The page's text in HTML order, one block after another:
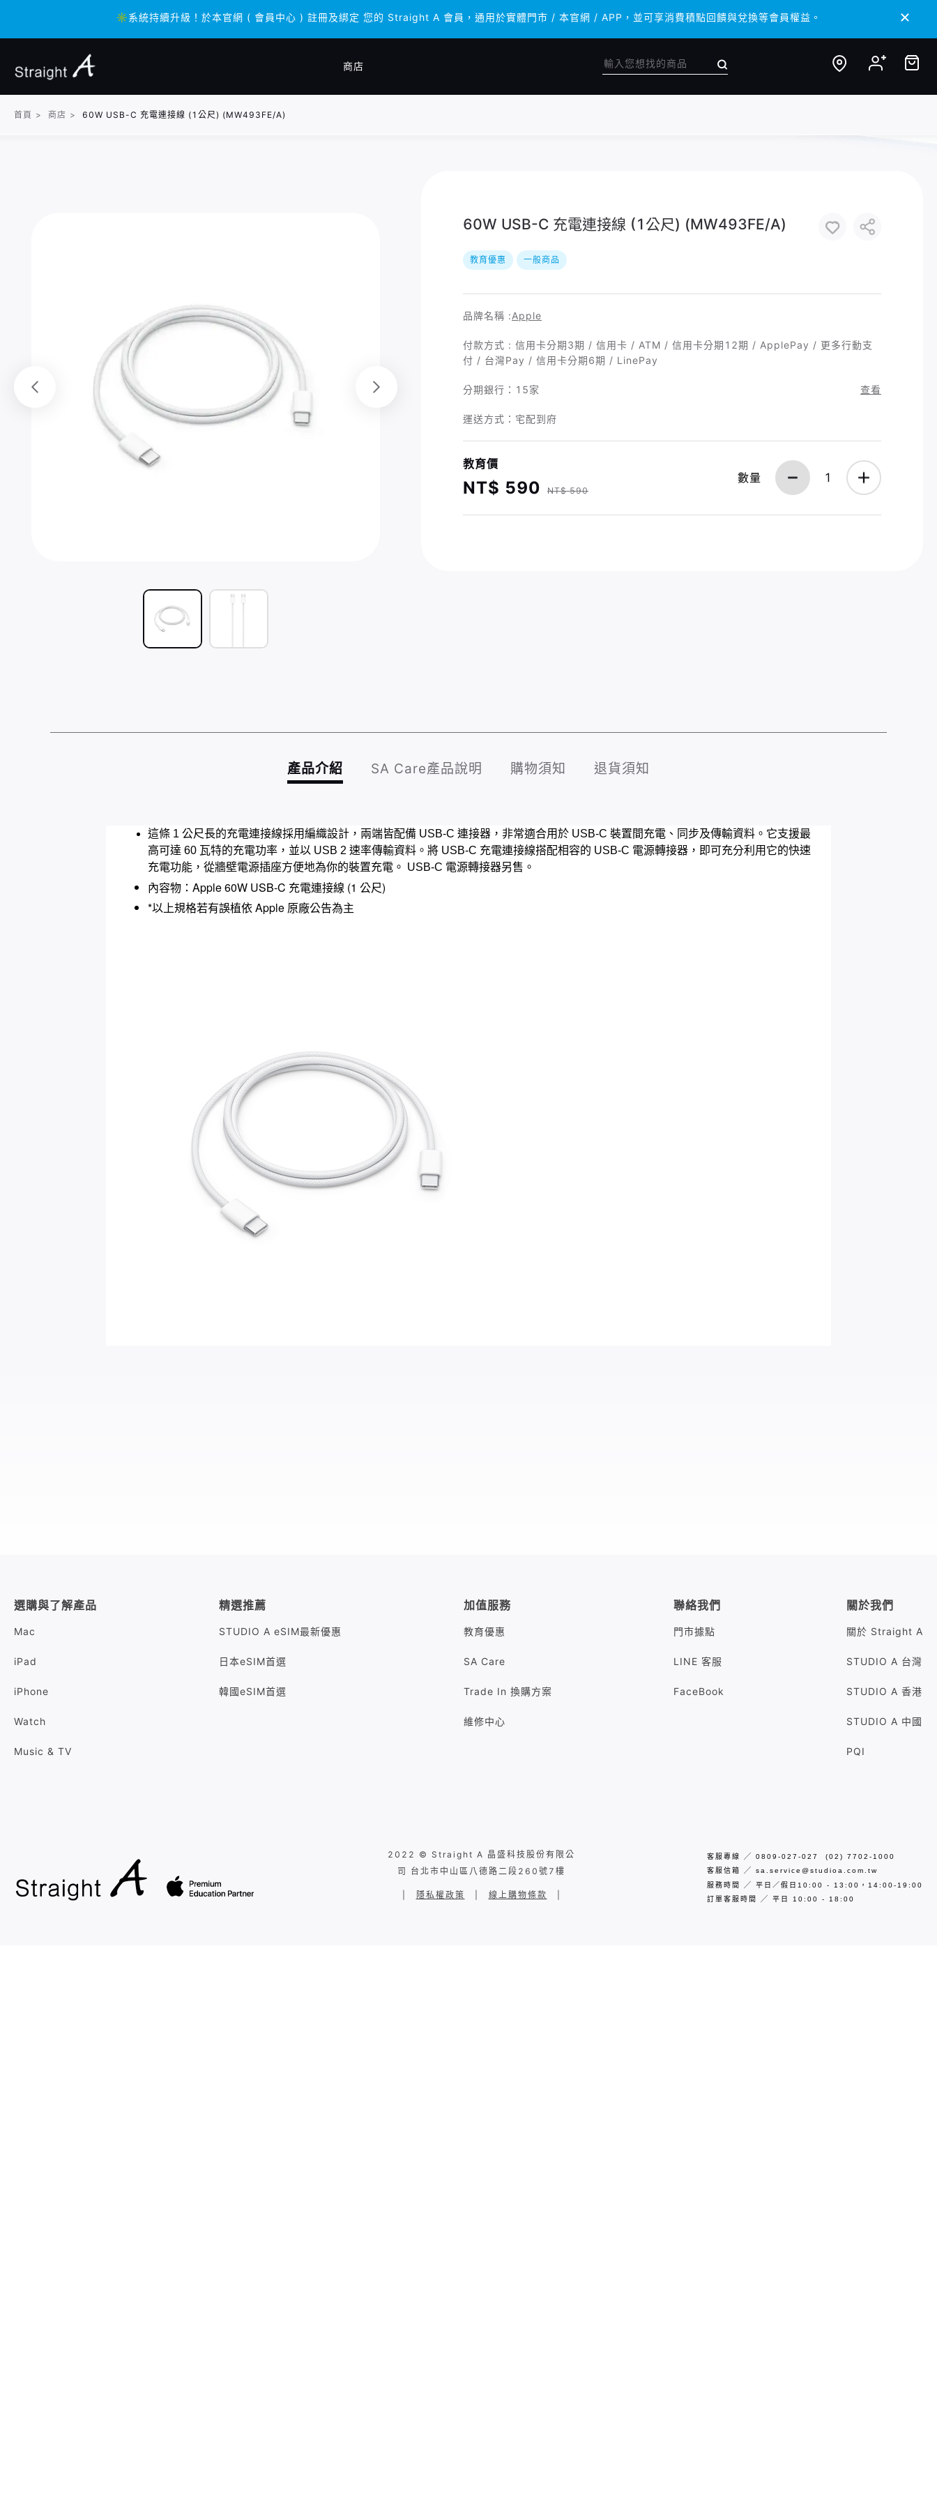
✳️系統持續升級！於本官網 ( 會員中心 ) 註冊及綁定 您的 Straight A 會員，通用於實體門市 / 本官網 / APP，並可享消費積點回饋與兌換等會員權益。
✳️系統持續升級！於本官網 ( 會員中心 ) 註冊及綁定 您的 Straight A 會員，通用於實體門市 / 本官網 / APP，並可享消費積點回饋與兌換等會員權益。
商店
首頁 > 商店 > 60W USB-C 充電連接線 (1公尺) (MW493FE/A)
60W USB-C 充電連接線 (1公尺) (MW493FE/A)
教育優惠 一般商品
品牌名稱 :Apple
付款方式 : 信用卡分期3期 / 信用卡 / ATM / 信用卡分期12期 / ApplePay / 更多行動支
付 / 台灣Pay / 信用卡分期6期 / LinePay
分期銀行： 15家 查看
運送方式：宅配到府
教育價
NT$ 590 NT$ 590
數量 1
產品介紹 SA Care產品說明 購物須知 退貨須知
這條 1 公尺長的充電連接線採用編織設計，兩端皆配備 USB-C 連接器，非常適合用於 USB-C 裝置間充電、同步及傳輸資料。它支援最
高可達 60 瓦特的充電功率，並以 USB 2 速率傳輸資料。將 USB-C 充電連接線搭配相容的 USB-C 電源轉接器，即可充分利用它的快速
充電功能，從牆壁電源插座方便地為你的裝置充電。 USB-C 電源轉接器另售。
內容物：Apple 60W USB-C 充電連接線 (1 公尺)
*以上規格若有誤植依 Apple 原廠公告為主
選購與了解產品
Mac
iPad
iPhone
Watch
Music & TV
精選推薦
STUDIO A eSIM最新優惠
日本eSIM首選
韓國eSIM首選
加值服務
教育優惠
SA Care
Trade In 換購方案
維修中心
聯絡我們
門市據點
LINE 客服
FaceBook
關於我們
關於 Straight A
STUDIO A 台灣
STUDIO A 香港
STUDIO A 中國
PQI
2022 © Straight A 晶盛科技股份有限公
司 台北市中山區八德路二段260號7樓
隱私權政策 線上購物條款
客服專線 ╱
0809-027-027 (02) 7702-1000
客服信箱
╱
sa.service@studioa.com.tw
服務時間
╱
平日／假日10:00 - 13:00，14:00-19:00
訂單客服時間
╱ 平日 10:00 - 18:00